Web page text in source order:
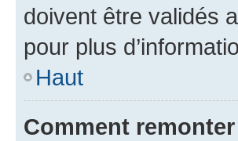
doivent être validés
pour plus
Haut
Comment